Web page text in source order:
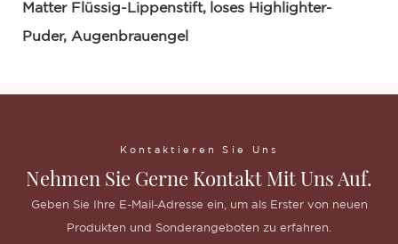
Matter Flüssig-Lippenstift, loses Highlighter-
Puder, Augenbrauengel
Kontaktieren Sie Uns
Nehmen Sie Gerne Kontakt Mit Uns Auf.
Geben Sie Ihre E-Mail-Adresse ein, um als Erster von neuen
Produkten und Sonderangeboten zu erfahren.